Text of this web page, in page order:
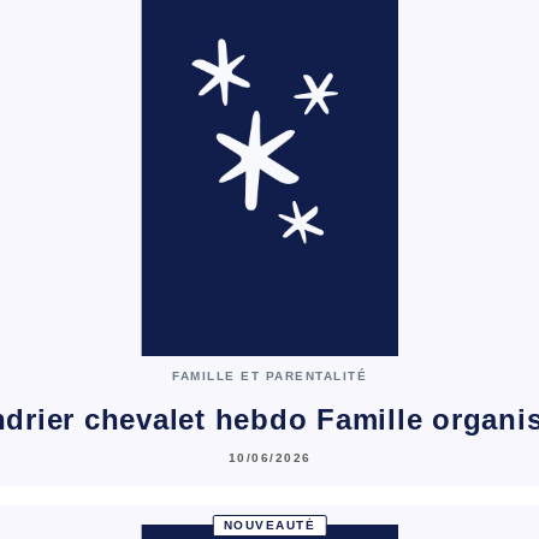
FAMILLE ET PARENTALITÉ
chevalet hebdo Famille
10/06/2026
NOUVEAUTÉ